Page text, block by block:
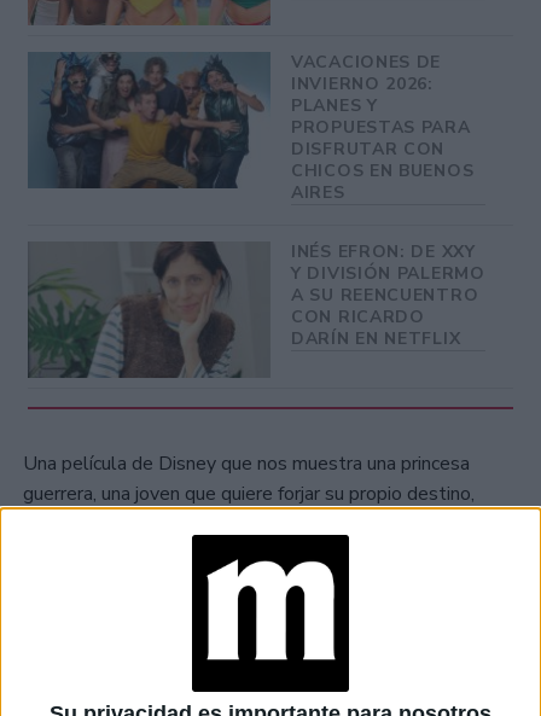
VACACIONES DE
INVIERNO 2026:
PLANES Y
PROPUESTAS PARA
DISFRUTAR CON
CHICOS EN BUENOS
AIRES
INÉS EFRON: DE XXY
Y DIVISIÓN PALERMO
A SU REENCUENTRO
CON RICARDO
DARÍN EN NETFLIX
Una película de Disney que nos muestra una princesa
guerrera, una joven que quiere forjar su propio destino,
un hombre que la salve, lucha por lo que quiere y se
enfrenta a la tradición familiar.